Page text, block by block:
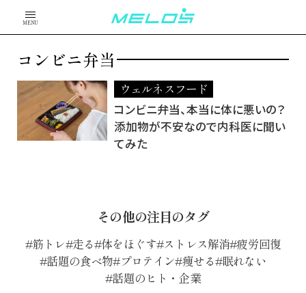
MENU
コンビニ弁当
ウェルネスフード
コンビニ弁当、本当に体に悪いの？
添加物が不安なので内科医に聞い
てみた
その他の注目のタグ
筋トレ 走る 体をほぐす ストレス解消 疲労回復
話題の食べ物 プロテイン 痩せる 眠れない
話題のヒト・企業